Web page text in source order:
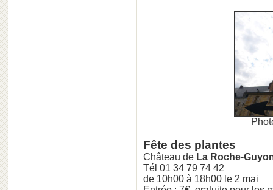
Fête des plantes
Château de La Roche-
Tél 01 34 79 74 42
de 10h00 à 18h00 le 2 mai